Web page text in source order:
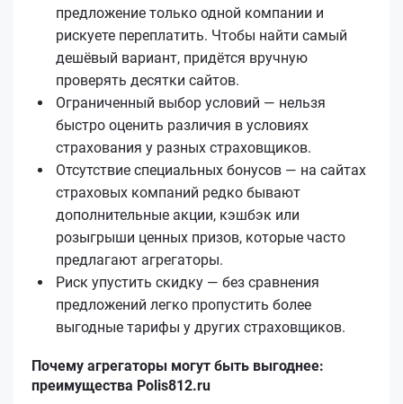
предложение только одной компании и
рискуете переплатить. Чтобы найти самый
дешёвый вариант, придётся вручную
проверять десятки сайтов.
Ограниченный выбор условий — нельзя
быстро оценить различия в условиях
страхования у разных страховщиков.
Отсутствие специальных бонусов — на сайтах
страховых компаний редко бывают
дополнительные акции, кэшбэк или
розыгрыши ценных призов, которые часто
предлагают агрегаторы.
Риск упустить скидку — без сравнения
предложений легко пропустить более
выгодные тарифы у других страховщиков.
Почему агрегаторы могут быть выгоднее:
преимущества Polis812.ru